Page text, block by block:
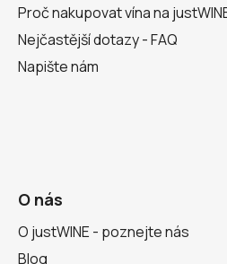
Proč nakupovat vína na
Nejčastější dotazy - FAQ
Napište nám
O nás
O justWINE - poznejte nás
Blog